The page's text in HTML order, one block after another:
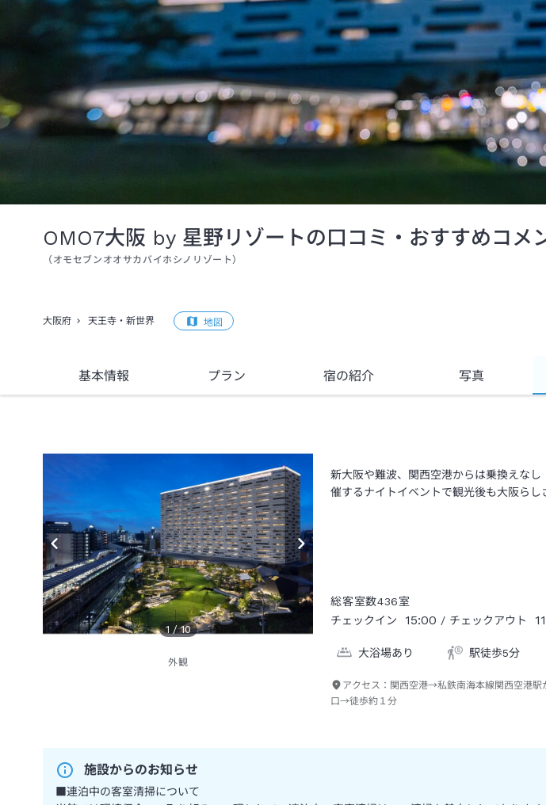
OMO7大阪 by 星野リゾートの口コミ・おすすめコメ
（ オモセブンオオサカバイホシノリゾート ）
大阪府 天王寺・新世界 地図
基本情報 プラン 宿の紹介 写真
1 /10
外観
新大阪や難波、関西空港からは乗換えな
催するナイトイベントで観光後も大阪ら
総客室数436室
チェックイン
15:00 / チェックアウト
大浴場あり 駅徒歩5分
アクセス： 関西空港→私鉄南海本線関西空港駅
口→徒歩約１分
施設からのお知らせ
■連泊中の客室清掃について